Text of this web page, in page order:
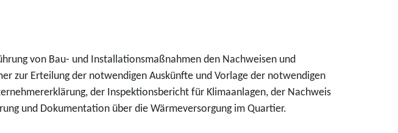
von Bau- und Installationsmaßnahmen den Nachweisen und
zur Erteilung der notwendigen Auskünfte und Vorlage der notwendigen
der Inspektionsbericht für Klimaanlagen, der Nachweis
und Dokumentation über die Wärmeversorgung im Quartier.